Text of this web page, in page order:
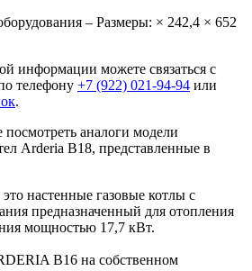
– Размеры: × 242,4 × 652
информации можете связаться с
телефону +7 (922) 021-94-94 или
.
аналоги модели
Arderia B18, представленные в
настенные газовые котлы с
предназначенный для отопления
мощностью 17,7 кВт.
B16 на собственном